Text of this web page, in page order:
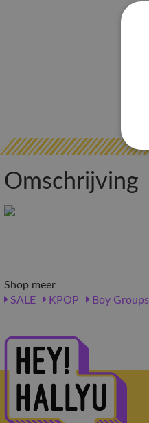
Omschrijving
Shop meer
SALE
KPOP Boy Groups